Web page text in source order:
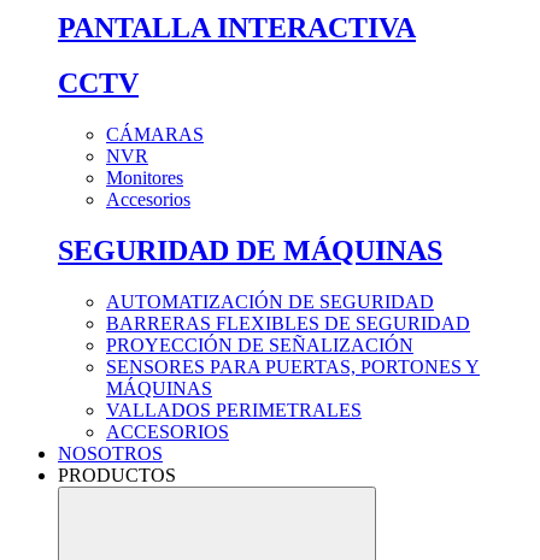
PANTALLA INTERACTIVA
CCTV
CÁMARAS
NVR
Monitores
Accesorios
SEGURIDAD DE MÁQUINAS
AUTOMATIZACIÓN DE SEGURIDAD
BARRERAS FLEXIBLES DE SEGURIDAD
PROYECCIÓN DE SEÑALIZACIÓN
SENSORES PARA PUERTAS, PORTONES Y
MÁQUINAS
VALLADOS PERIMETRALES
ACCESORIOS
NOSOTROS
PRODUCTOS